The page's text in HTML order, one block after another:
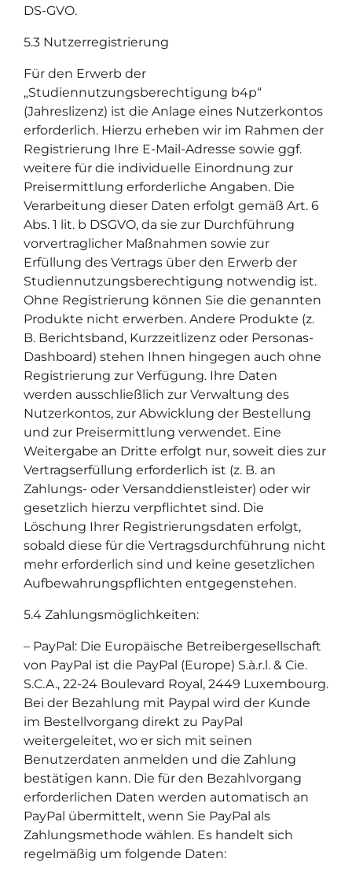
DS-GVO.
5.3 Nutzerregistrierung
Für den Erwerb der
„Studiennutzungsberechtigung b4p“
(Jahreslizenz) ist die Anlage eines Nutzerkontos
erforderlich. Hierzu erheben wir im Rahmen der
Registrierung Ihre E-Mail-Adresse sowie ggf.
weitere für die individuelle Einordnung zur
Preisermittlung erforderliche Angaben. Die
Verarbeitung dieser Daten erfolgt gemäß Art. 6
Abs. 1 lit. b DSGVO, da sie zur Durchführung
vorvertraglicher Maßnahmen sowie zur
Erfüllung des Vertrags über den Erwerb der
Studiennutzungsberechtigung notwendig ist.
Ohne Registrierung können Sie die genannten
Produkte nicht erwerben. Andere Produkte (z.
B. Berichtsband, Kurzzeitlizenz oder Personas-
Dashboard) stehen Ihnen hingegen auch ohne
Registrierung zur Verfügung. Ihre Daten
werden ausschließlich zur Verwaltung des
Nutzerkontos, zur Abwicklung der Bestellung
und zur Preisermittlung verwendet. Eine
Weitergabe an Dritte erfolgt nur, soweit dies zur
Vertragserfüllung erforderlich ist (z. B. an
Zahlungs- oder Versanddienstleister) oder wir
gesetzlich hierzu verpflichtet sind. Die
Löschung Ihrer Registrierungsdaten erfolgt,
sobald diese für die Vertragsdurchführung nicht
mehr erforderlich sind und keine gesetzlichen
Aufbewahrungspflichten entgegenstehen.
5.4 Zahlungsmöglichkeiten:
– PayPal: Die Europäische Betreibergesellschaft
von PayPal ist die PayPal (Europe) S.à.r.l. & Cie.
S.C.A., 22-24 Boulevard Royal, 2449 Luxembourg.
Bei der Bezahlung mit Paypal wird der Kunde
im Bestellvorgang direkt zu PayPal
weitergeleitet, wo er sich mit seinen
Benutzerdaten anmelden und die Zahlung
bestätigen kann. Die für den Bezahlvorgang
erforderlichen Daten werden automatisch an
PayPal übermittelt, wenn Sie PayPal als
Zahlungsmethode wählen. Es handelt sich
regelmäßig um folgende Daten: